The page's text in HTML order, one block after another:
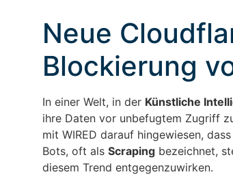
Neue
Blockierung
In einer Welt, in der Künstliche
ihre Daten vor unbefugtem Zugriff
mit WIRED darauf hingewiesen,
Bots, oft als Scraping bezeichnet,
diesem Trend entgegenzuwirken.